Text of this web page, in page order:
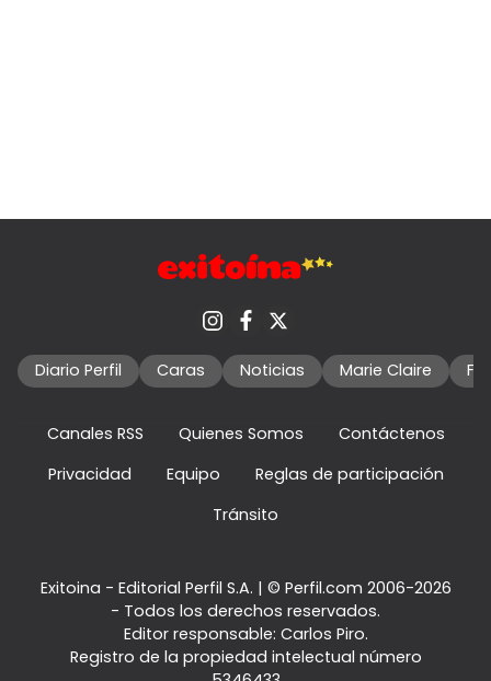
Diario Perfil Caras Noticias Marie Claire
Canales RSS Quienes Somos
Contáctenos
Privacidad
Equipo
Reglas de participación
Tránsito
Exitoina - Editorial Perfil S.A. | © Perfil.com 2006-2026
- Todos los derechos reservados.
Editor responsable: Carlos Piro.
Registro de la propiedad intelectual número